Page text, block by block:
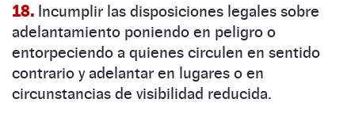
18. Incumplir las disposiciones legales sobre
adelantamiento poniendo en peligro o
entorpeciendo a quienes circulen en sentido
contrario y adelantar en lugares o en
circunstancias de visibilidad reducida.